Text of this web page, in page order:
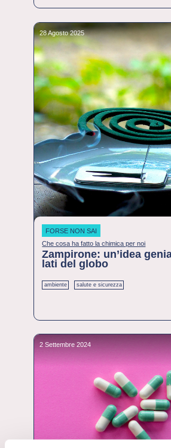
28 Agosto 2025
FORSE NON SAI
Che cosa ha fatto la chimica per noi
Zampirone: un’idea
lati del globo
ambiente salute e sicurezza
2 Settembre 2024